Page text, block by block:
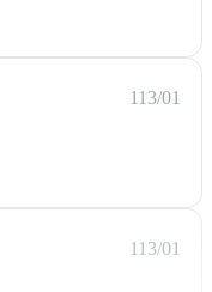
113/01
113/01